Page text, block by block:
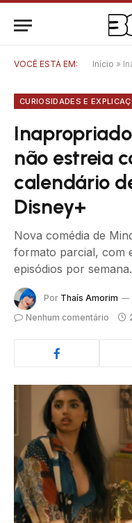
VOCÊ ESTÁ EM: Início »
CURIOSIDADES E
não estreia
calendário
Disney+
Nova comédia de
formato parcial, com
episódios por semana.
Por Thaís Amorim
Nenhum comentário